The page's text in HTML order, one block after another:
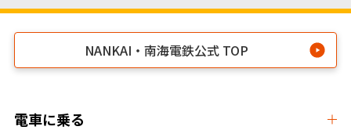
NANKAI・南海電鉄公式 TOP
電車に乗る